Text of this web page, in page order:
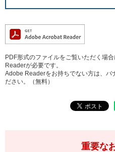
PDF形式のファイルをご覧いただく場
Readerが必要です。
Adobe Readerをお持ちでない方は、バ
ださい。（無料）
重要な